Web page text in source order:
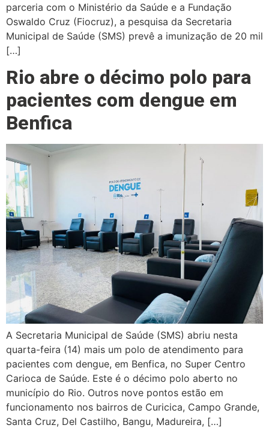
parceria com o Ministério da Saúde e a Fundação
Oswaldo Cruz (Fiocruz), a pesquisa da Secretaria
Municipal de Saúde (SMS) prevê a imunização de 20 mil
[…]
Rio abre o décimo polo para
pacientes com dengue em
Benfica
A Secretaria Municipal de Saúde (SMS) abriu nesta
quarta-feira (14) mais um polo de atendimento para
pacientes com dengue, em Benfica, no Super Centro
Carioca de Saúde. Este é o décimo polo aberto no
município do Rio. Outros nove pontos estão em
funcionamento nos bairros de Curicica, Campo Grande,
Santa Cruz, Del Castilho, Bangu, Madureira, […]